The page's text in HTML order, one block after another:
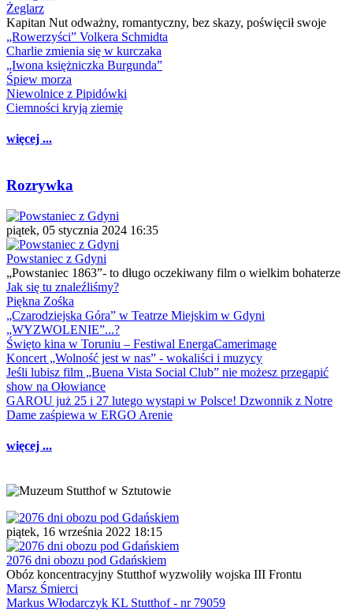
Żeglarz
Kapitan Nut odważny, romantyczny, bez skazy, poświęcił swoje
„Rowerzyści” Volkera Schmidta
Charlie zmienia się w kurczaka
„Iwona księżniczka Burgunda”
Śpiew morza
Niewolnice z Pipidówki
Ciemności kryją ziemię
więcej ...
Rozrywka
piątek, 05 stycznia 2024 16:35
Powstaniec z Gdyni
„Powstaniec 1863”- to długo oczekiwany film o wielkim bohaterze
Jak się tu znaleźliśmy?
Piękna Zośka
„Czarodziejska Góra” w Teatrze Miejskim w Gdyni
„WYZWOLENIE”...?
Święto kina w Toruniu – Festiwal EnergaCamerimage
Koncert „Wolność jest w nas” - wokaliści i muzycy
Jeśli lubisz film „Buena Vista Social Club” nie możesz przegapić
show na Ołowiance
GAROU już 25 i 27 lutego wystąpi w Polsce! Dzwonnik z Notre
Dame zaśpiewa w ERGO Arenie
więcej ...
piątek, 16 września 2022 18:15
2076 dni obozu pod Gdańskiem
Obóz koncentracyjny Stutthof wyzwoliły wojska III Frontu
Marsz Śmierci
Markus Włodarczyk KL Stutthof - nr 79059